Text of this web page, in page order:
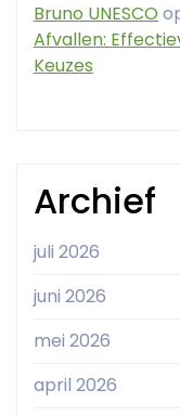
Bruno UNESCO
Afvallen:
Keuzes
Archief
juli 2026
juni 2026
mei 2026
april 2026